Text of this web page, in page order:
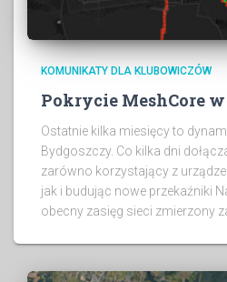
KOMUNIKATY DLA KLUBOWICZÓW
Pokrycie MeshCore
Ostatnie kilka miesięcy to
Bydgoszczy. Co kilka dni
zarówno korzystający z
jak i budując nowe przekaźniki
obecny zasięg sieci zmierzony